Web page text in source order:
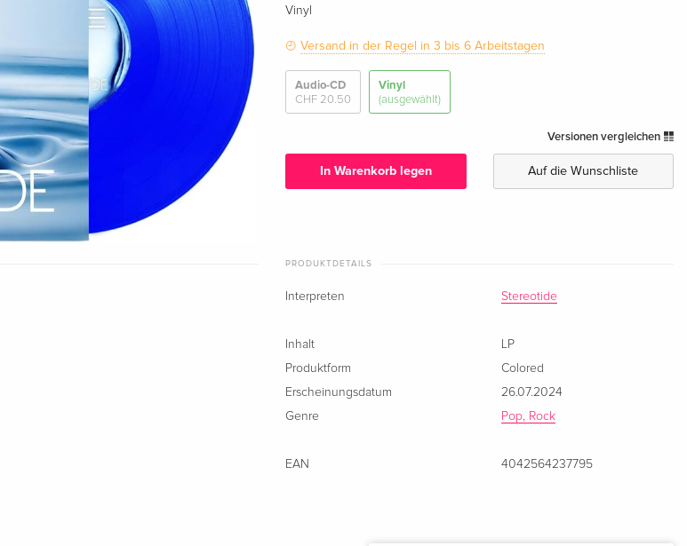
Vinyl
Versand in der Regel in 3 bis 6 Arbeitstagen
Audio-CD
CHF 20.50
Vinyl
(ausgewählt)
Versionen vergleichen
In Warenkorb legen Auf die Wunschliste
PRODUKTDETAILS
Interpreten Stereotide
Inhalt
LP
Produktform
Colored
Erscheinungsdatum
26.07.2024
Genre
Pop, Rock
EAN 4042564237795